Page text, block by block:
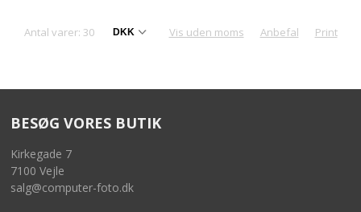
Antal varer: 30 Vis uden moms Anbefal Print
BESØG VORES BUTIK
Kirkegade 7
7100 Vejle
salg@computer-foto.dk